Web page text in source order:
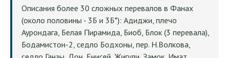
Описания более 30 сложных перевалов в Фанах
(около половины - 3Б и 3Б*): Адиджи, плечо
Аурондага, Белая Пирамида, Биоб, Блок (3 перевала),
Бодамистон-2, седло Бодхоны, пер. Н.Волкова,